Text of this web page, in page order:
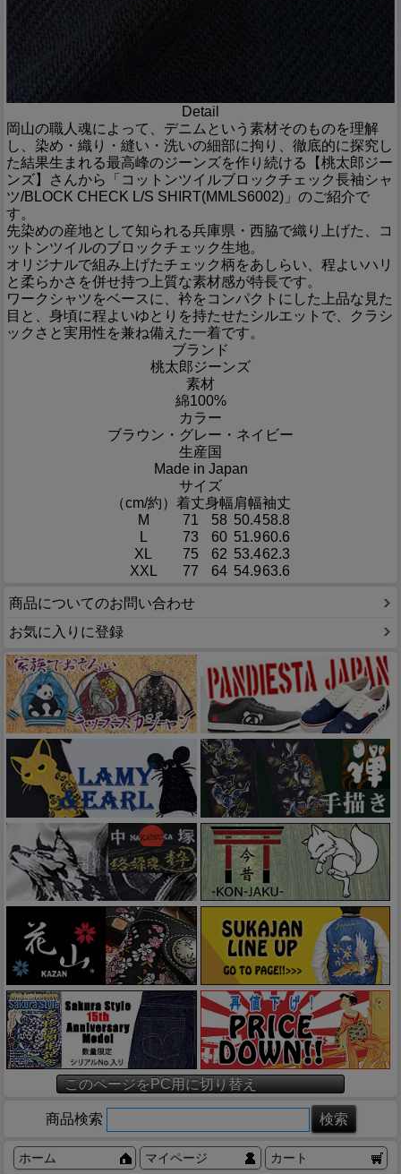
Detail
岡山の職人魂によって、デニムという素材そのものを理解
し、染め・織り・縫い・洗いの細部に拘り、徹底的に探究し
た結果生まれる最高峰のジーンズを作り続ける【桃太郎ジー
ンズ】さんから「コットンツイルブロックチェック長袖シャ
ツ/BLOCK CHECK L/S SHIRT(MMLS6002)」のご紹介で
す。
先染めの産地として知られる兵庫県・西脇で織り上げた、コ
ットンツイルのブロックチェック生地。
オリジナルで組み上げたチェック柄をあしらい、程よいハリ
と柔らかさを併せ持つ上質な素材感が特長です。
ワークシャツをベースに、衿をコンパクトにした上品な見た
目と、身頃に程よいゆとりを持たせたシルエットで、クラシ
ックさと実用性を兼ね備えた一着です。
ブランド
桃太郎ジーンズ
素材
綿100%
カラー
ブラウン・グレー・ネイビー
生産国
Made in Japan
サイズ
（cm/約） 着丈身幅肩幅袖丈
M
71 58 50.458.8
L
73 60 51.960.6
XL
75 62 53.462.3
XXL
77 64 54.963.6
商品についてのお問い合わせ
お気に入りに登録
このページをPC用に切り替え
商品検索
ホーム マイページ カート